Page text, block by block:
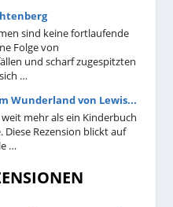
sind keine fortlaufende
Folge von
und scharf zugespitzten
…
Wunderland von Lewis...
mehr als ein Kinderbuch
Diese Rezension blickt auf
…